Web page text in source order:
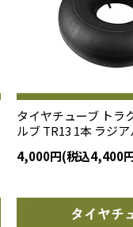
タイヤチューブ トラ
ルブ TR13 1本 ラジ
4,000円(税込4,400